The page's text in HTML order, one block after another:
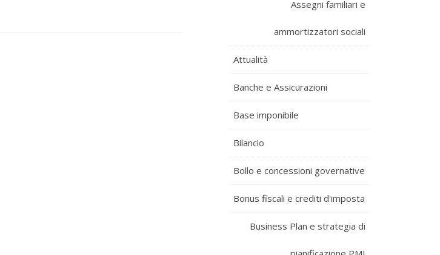
Assegni familiari e
ammortizzatori sociali
Attualità
Banche e Assicurazioni
Base imponibile
Bilancio
Bollo e concessioni governative
Bonus fiscali e crediti d'imposta
Business Plan e strategia di